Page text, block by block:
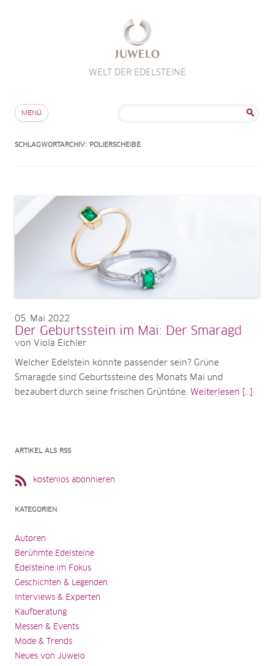
WELT DER EDELSTEINE
MENÜ
SCHLAGWORTARCHIV: POLIERSCHEIBE
05 Mai 2022
Der Geburtsstein im Mai: Der Smaragd
von Viola Eichler
Welcher Edelstein könnte passender sein? Grüne
Smaragde sind Geburtssteine des Monats Mai und
bezaubert durch seine frischen Grüntöne. Weiterlesen [...]
ARTIKEL ALS RSS
kostenlos abonnieren
KATEGORIEN
Autoren
Berühmte Edelsteine
Edelsteine im Fokus
Geschichten & Legenden
Interviews & Experten
Kaufberatung
Messen & Events
Mode & Trends
Neues von Juwelo